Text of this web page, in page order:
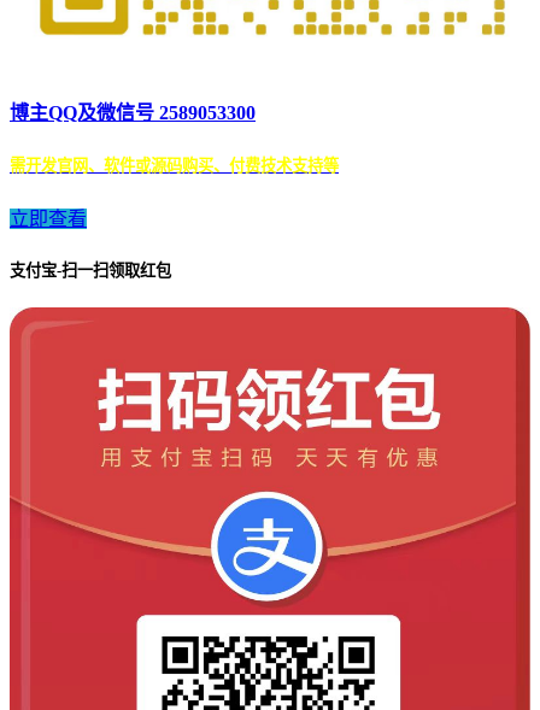
博主QQ及微信号 2589053300
需开发官网、软件或源码购买、付费技术支持等
立即查看
支付宝-扫一扫领取红包